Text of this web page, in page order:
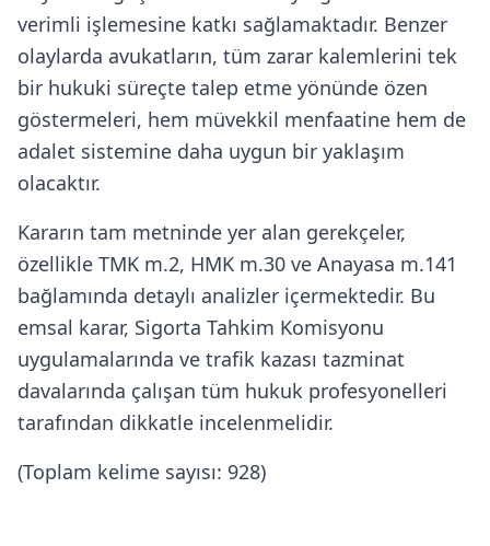
verimli işlemesine katkı sağlamaktadır. Benzer
olaylarda avukatların, tüm zarar kalemlerini tek
bir hukuki süreçte talep etme yönünde özen
göstermeleri, hem müvekkil menfaatine hem de
adalet sistemine daha uygun bir yaklaşım
olacaktır.
Kararın tam metninde yer alan gerekçeler,
özellikle TMK m.2, HMK m.30 ve Anayasa m.141
bağlamında detaylı analizler içermektedir. Bu
emsal karar, Sigorta Tahkim Komisyonu
uygulamalarında ve trafik kazası tazminat
davalarında çalışan tüm hukuk profesyonelleri
tarafından dikkatle incelenmelidir.
(Toplam kelime sayısı: 928)